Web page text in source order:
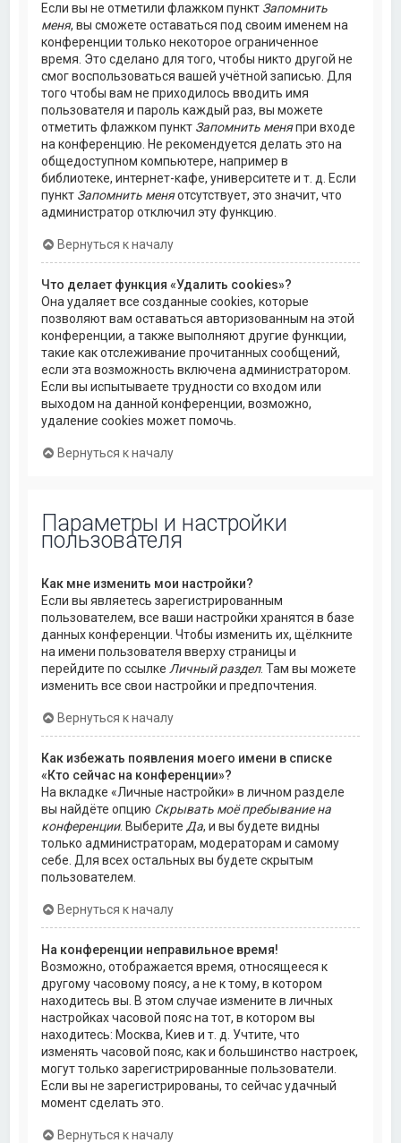
Если вы не отметили флажком пункт Запомнить
меня, вы сможете оставаться под своим именем на
конференции только некоторое ограниченное
время. Это сделано для того, чтобы никто другой не
смог воспользоваться вашей учётной записью. Для
того чтобы вам не приходилось вводить имя
пользователя и пароль каждый раз, вы можете
отметить флажком пункт Запомнить меняпри входе
на конференцию. Не рекомендуется делать это на
общедоступном компьютере, например в
библиотеке, интернет-кафе, университете и т. д. Если
пункт Запомнить меняотсутствует, это значит, что
администратор отключил эту функцию.
Вернуться к началу
Что делает функция «Удалить cookies»?
Она удаляет все созданные cookies, которые
позволяют вам оставаться авторизованным на этой
конференции, а также выполняют другие функции,
такие как отслеживание прочитанных сообщений,
если эта возможность включена администратором.
Если вы испытываете трудности со входом или
выходом на данной конференции, возможно,
удаление cookies может помочь.
Вернуться к началу
Параметры и настройки
пользователя
Как мне изменить мои настройки?
Если вы являетесь зарегистрированным
пользователем, все ваши настройки хранятся в базе
данных конференции. Чтобы изменить их, щёлкните
на имени пользователя вверху страницы и
перейдите по ссылке Личный раздел. Там вы можете
изменить все свои настройки и предпочтения.
Вернуться к началу
Как избежать появления моего имени в списке
«Кто сейчас на конференции»?
На вкладке «Личные настройки» в личном разделе
вы найдёте опцию Скрывать моё пребывание на
конференции. Выберите Да, и вы будете видны
только администраторам, модераторам и самому
себе. Для всех остальных вы будете скрытым
пользователем.
Вернуться к началу
На конференции неправильное время!
Возможно, отображается время, относящееся к
другому часовому поясу, а не к тому, в котором
находитесь вы. В этом случае измените в личных
настройках часовой пояс на тот, в котором вы
находитесь: Москва, Киев и т. д. Учтите, что
изменять часовой пояс, как и большинство настроек,
могут только зарегистрированные пользователи.
Если вы не зарегистрированы, то сейчас удачный
момент сделать это.
Вернуться к началу